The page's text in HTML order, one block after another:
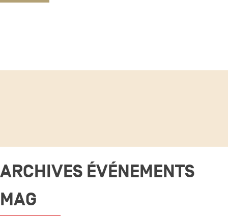
ARCHIVES ÉVÉNEMENTS
MAG